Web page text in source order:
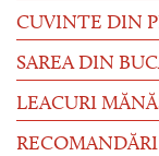
CUVINTE DIN
SAREA DIN
LEACURI
RECOMANDĂRI